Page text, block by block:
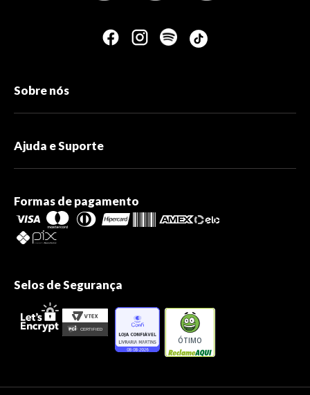
Sobre nós
Ajuda e Suporte
Formas de pagamento
Selos de Segurança
ÓTIMO